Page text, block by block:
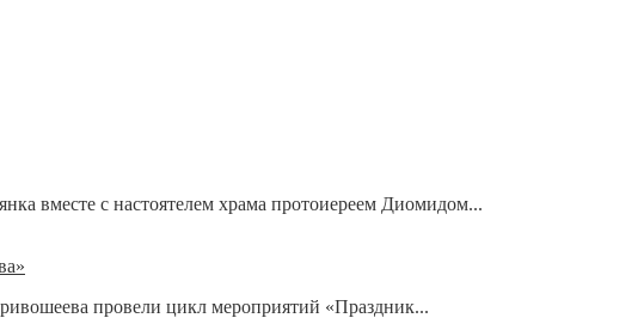
вместе с настоятелем храма протоиереем Диомидом...
провели цикл мероприятий «Праздник...